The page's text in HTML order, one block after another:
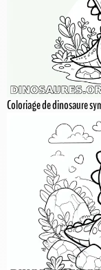
Coloriage de dinosaure